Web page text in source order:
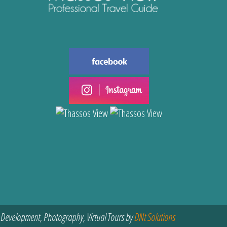
Photography, Virtual Tours byDNt Solutions